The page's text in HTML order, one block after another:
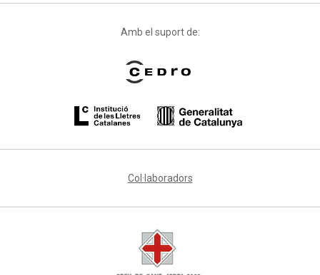
Amb el suport de:
Col·laboradors